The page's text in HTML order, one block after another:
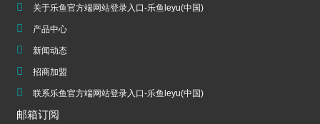
关于乐鱼官方端网站登录入口-乐鱼leyu(中国)
产品中心
新闻动态
招商加盟
联系乐鱼官方端网站登录入口-乐鱼leyu(中国)
邮箱订阅